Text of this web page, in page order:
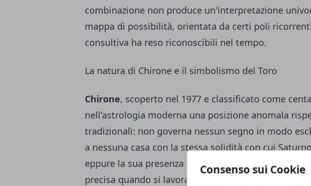
Consenso sui Cookie
combinazione non produce un'interpretazione
mappa di possibilità, orientata da certi poli
consultiva ha reso riconoscibili nel tempo.
La natura di Chirone e il simbolismo del Toro
Chirone, scoperto nel 1977 e classificato come
nell'astrologia moderna una posizione anomala
tradizionali: non governa nessun segno in modo
a nessuna casa con la stessa solidità con cui
eppure la sua presenza in carta risulta quasi sempre
precisa quando si lavora su traumi, vulnerabilità